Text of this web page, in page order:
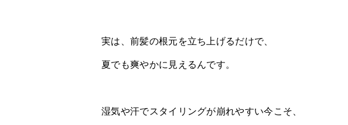
実は、前髪の根元を立ち上げるだけで、
夏でも爽やかに見えるんです。
湿気や汗でスタイリングが崩れやすい今こそ、